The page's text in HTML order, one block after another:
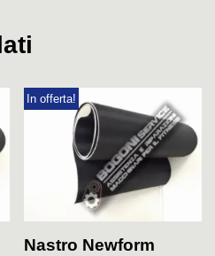
In offerta!
Nastro Newform